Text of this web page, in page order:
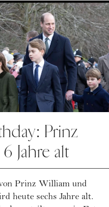
Prinz
Jahre alt
Prinz William und
heute sechs Jahre alt.